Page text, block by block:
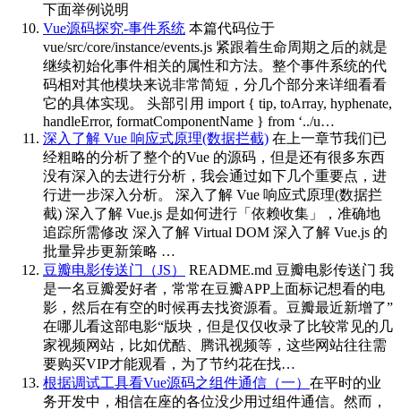
下面举例说明
Vue源码探究-事件系统 本篇代码位于
vue/src/core/instance/events.js 紧跟着生命周期之后的就是
继续初始化事件相关的属性和方法。整个事件系统的代
码相对其他模块来说非常简短，分几个部分来详细看看
它的具体实现。 头部引用 import { tip, toArray, hyphenate,
handleError, formatComponentName } from ‘../u…
深入了解 Vue 响应式原理(数据拦截) 在上一章节我们已
经粗略的分析了整个的Vue 的源码，但是还有很多东西
没有深入的去进行分析，我会通过如下几个重要点，进
行进一步深入分析。 深入了解 Vue 响应式原理(数据拦
截) 深入了解 Vue.js 是如何进行「依赖收集」，准确地
追踪所需修改 深入了解 Virtual DOM 深入了解 Vue.js 的
批量异步更新策略 …
豆瓣电影传送门（JS）
README.md 豆瓣电影传送门 我
是一名豆瓣爱好者，常常在豆瓣APP上面标记想看的电
影，然后在有空的时候再去找资源看。豆瓣最近新增了”
在哪儿看这部电影“版块，但是仅仅收录了比较常见的几
家视频网站，比如优酷、腾讯视频等，这些网站往往需
要购买VIP才能观看，为了节约花在找…
根据调试工具看Vue源码之组件通信（一） 在平时的业
务开发中，相信在座的各位没少用过组件通信。然而，